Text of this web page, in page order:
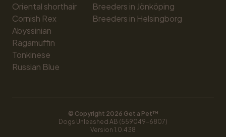
Oriental shorthair
Cornish Rex
Abyssinian
Ragamuffin
Tonkinese
Russian Blue
Breeders in Jönköping
Breeders in Helsingborg
© Copyright 2026 Get a Pet™
Dogs Unleashed AB (559049-6807)
Version 1.0.438